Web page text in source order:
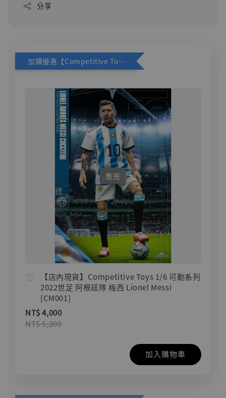
分享
加購優惠【Competitive Toys 梅西 [CM001]】
售完
【店內現貨】Competitive Toys 1/6 可動系列
2022世足 阿根廷隊 梅西 Lionel Messi
[CM001]
NT$ 4,000
NT$ 5,200
加入購物車